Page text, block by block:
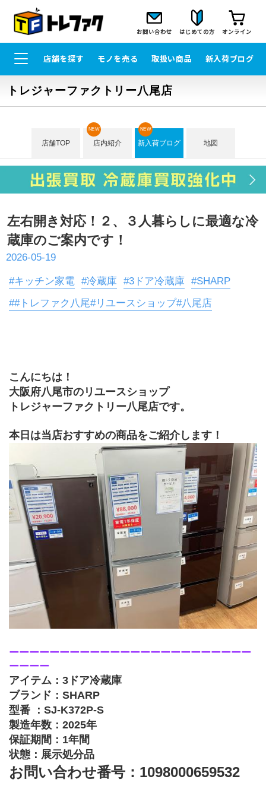
お問い合わせ はじめての方 オンライン
店舗を探す モノを売る 取扱い商品 新入荷ブログ
トレジャーファクトリー八尾店
店舗TOP 店内紹介
NEW
新入荷ブログ
NEW
地図
左右開き対応！２、３人暮らしに最適な冷
蔵庫のご案内です！
2026-05-19
#キッチン家電 #冷蔵庫 #3ドア冷蔵庫 #SHARP
##トレファク八尾#リユースショップ#八尾店
こんにちは！
大阪府八尾市のリユースショップ
トレジャーファクトリー八尾店です。
本日は当店おすすめの商品をご紹介します！
ーーーーーーーーーーーーーーーーーーーーーーーー
ーーーー
アイテム：3ドア冷蔵庫
ブランド：SHARP
型番 ：SJ-K372P-S
製造年数：2025年
保証期間：1年間
状態：展示処分品
お問い合わせ番号：1098000659532